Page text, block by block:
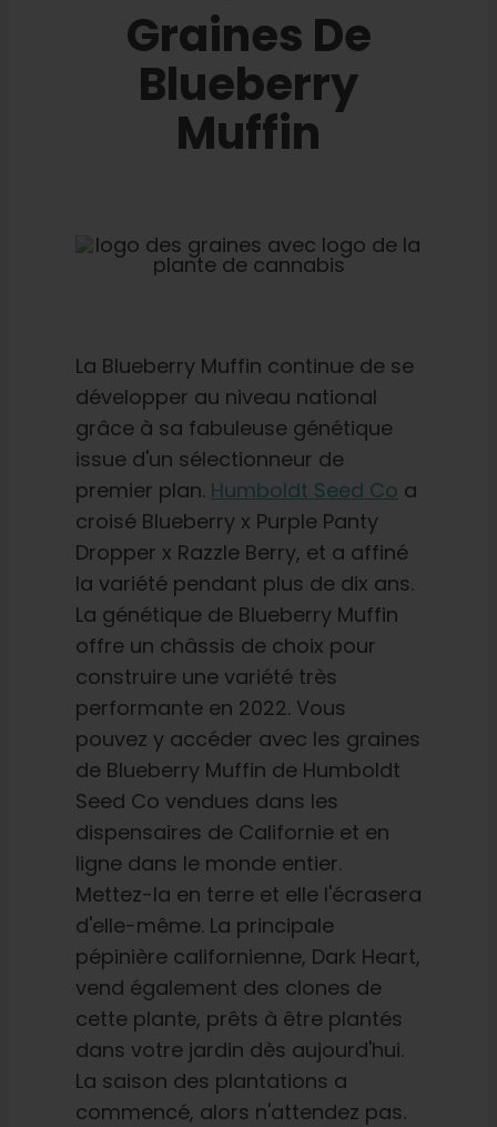
Graines De
Blueberry
Muffin
La Blueberry Muffin continue de se
développer au niveau national
grâce à sa fabuleuse génétique
issue d'un sélectionneur de
premier plan. Humboldt Seed Co a
croisé Blueberry x Purple Panty
Dropper x Razzle Berry, et a affiné
la variété pendant plus de dix ans.
La génétique de Blueberry Muffin
offre un châssis de choix pour
construire une variété très
performante en 2022. Vous
pouvez y accéder avec les graines
de Blueberry Muffin de Humboldt
Seed Co vendues dans les
dispensaires de Californie et en
ligne dans le monde entier.
Mettez-la en terre et elle l'écrasera
d'elle-même. La principale
pépinière californienne, Dark Heart,
vend également des clones de
cette plante, prêts à être plantés
dans votre jardin dès aujourd'hui.
La saison des plantations a
commencé, alors n'attendez pas.